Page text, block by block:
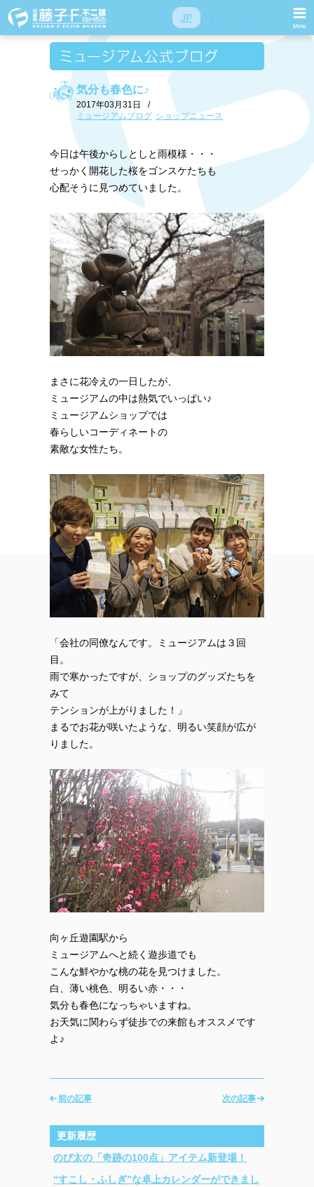
JP
気分も春色に♪
2017年03月31日
/
ミュージアムブログ ショップニュース
今日は午後からしとしと雨模様・・・
せっかく開花した桜をゴンスケたちも
心配そうに見つめていました。
まさに花冷えの一日したが、
ミュージアムの中は熱気でいっぱい♪
ミュージアムショップでは
春らしいコーディネートの
素敵な女性たち。
「会社の同僚なんです。ミュージアムは３回
目。
雨で寒かったですが、ショップのグッズたちを
みて
テンションが上がりました！」
まるでお花が咲いたような、明るい笑顔が広が
りました。
向ヶ丘遊園駅から
ミュージアムへと続く遊歩道でも
こんな鮮やかな桃の花を見つけました。
白、薄い桃色、明るい赤・・・
気分も春色になっちゃいますね。
お天気に関わらず徒歩での来館もオススメです
よ♪
次の記事
前の記事
更新履歴
のび太の「奇跡の100点」アイテム新登場！
“すこし・ふしぎ”な卓上カレンダーができまし